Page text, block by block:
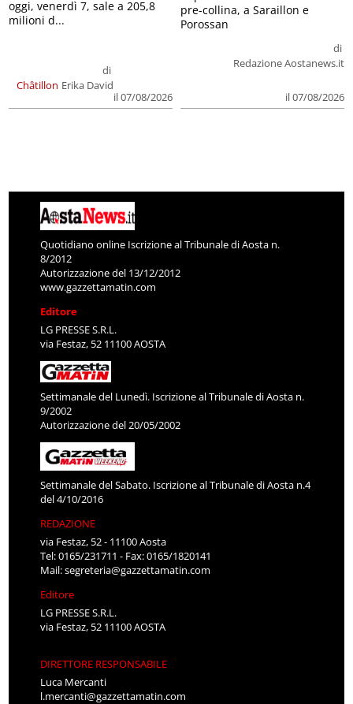
Châtillon
di
Erika David
il 07/08/2026
oggi, venerdì 7, sale a 205,8
milioni d...
di
Redazione Aostanews.it
il 07/08/2026
pre-collina, a Saraillon e
Porossan
Quotidiano online Iscrizione al Tribunale di Aosta n.
8/2012
Autorizzazione del 13/12/2012
www.gazzettamatin.com
Editore
LG PRESSE S.R.L.
via Festaz, 52 11100 AOSTA
Settimanale del Lunedì. Iscrizione al Tribunale di Aosta n.
9/2002
Autorizzazione del 20/05/2002
Settimanale del Sabato. Iscrizione al Tribunale di Aosta n.4
del 4/10/2016
REDAZIONE
via Festaz, 52 - 11100 Aosta
Tel: 0165/231711 - Fax: 0165/1820141
Mail:segreteria@gazzettamatin.com
Editore
LG PRESSE S.R.L.
via Festaz, 52 11100 AOSTA
DIRETTORE RESPONSABILE
Luca Mercanti
l.mercanti@gazzettamatin.com